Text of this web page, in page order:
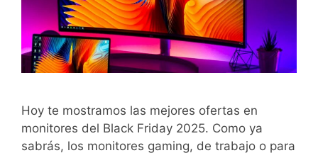
Hoy te mostramos las mejores ofertas en
monitores del Black Friday 2025. Como ya
sabrás, los monitores gaming, de trabajo o para